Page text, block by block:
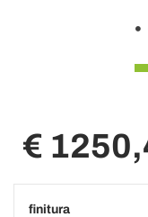
€
finitura